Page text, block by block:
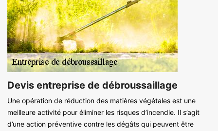
Devis entreprise de débroussaillage
Une opération de réduction des matières végétales est une
meilleure activité pour éliminer les risques d’incendie. Il s’agit
d’une action préventive contre les dégâts qui peuvent être